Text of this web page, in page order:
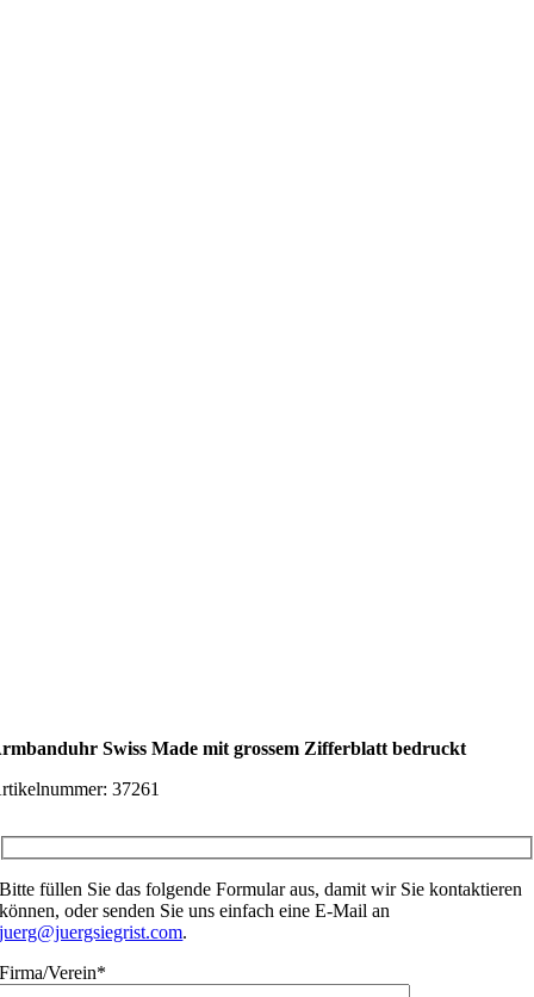
Swiss Made mit grossem Zifferblatt bedruckt
37261
Bitte füllen Sie das folgende Formular aus, damit wir Sie kontaktieren
können, oder senden Sie uns einfach eine E-Mail an
juerg@juergsiegrist.com.
Firma/Verein*